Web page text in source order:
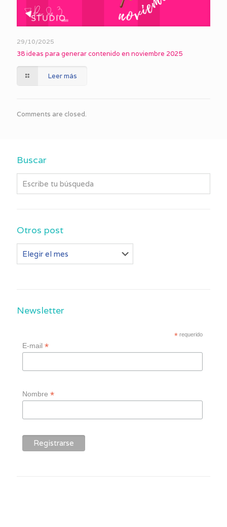
29/10/2025
38 ideas para generar contenido en noviembre 2025
Leer más
Comments are closed.
Buscar
Otros post
post
Newsletter
* requerido
E-mail*
Nombre*